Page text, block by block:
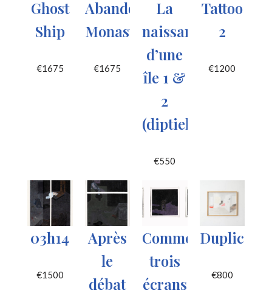
Ghost
Ship
€1675
Abandoned
Monastery
€1675
La
naissance
d’une
île 1 &
2
(diptiek)
€550
Tattoo
2
€1200
03h14
€1500
Après
le
débat
Comme
trois
écrans
Duplicat
€800